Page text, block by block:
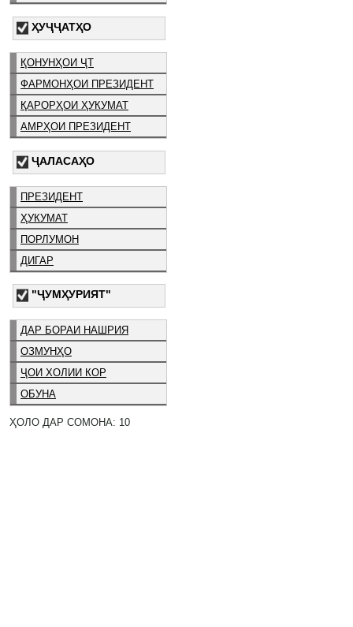
ҲУҶҶАТҲО
ҚОНУНҲОИ ҶТ
ФАРМОНҲОИ ПРЕЗИДЕНТ
ҚАРОРҲОИ ҲУКУМАТ
АМРҲОИ ПРЕЗИДЕНТ
ҶАЛАСАҲО
ПРЕЗИДЕНТ
ҲУКУМАТ
ПОРЛУМОН
ДИГАР
"ҶУМҲУРИЯТ"
ДАР БОРАИ НАШРИЯ
ОЗМУНҲО
ҶОИ ХОЛИИ КОР
ОБУНА
ҲОЛО ДАР СОМОНА: 10